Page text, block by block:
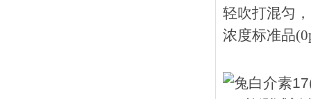
轻吹打混匀
浓度标准品